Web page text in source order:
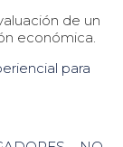
de un
económica.
para